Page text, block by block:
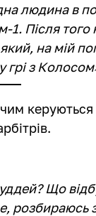
людина в
Після того
на мій
грі з
Що
розбираюсь